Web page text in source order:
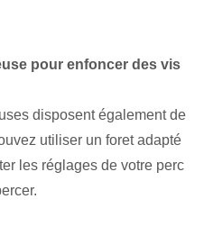
pour enfoncer des vis
disposent également de
utiliser un foret adapté
les réglages de votre perc